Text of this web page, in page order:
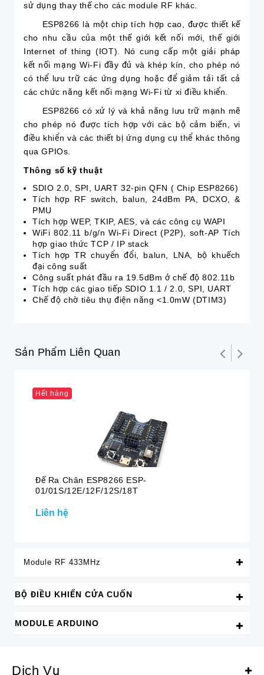
sử dụng thay thế cho các module RF khác.
ESP8266 là một chip tích hợp cao, được thiết kế
cho nhu cầu của một thế giới kết nối mới, thế giới
Internet of thing (IOT). Nó cung cấp một giải pháp
kết nối mạng Wi-Fi đầy đủ và khép kín, cho phép nó
có thể lưu trữ các ứng dụng hoặc để giảm tải tất cả
các chức năng kết nối mạng Wi-Fi từ xi điều khiển.
ESP8266 có xử lý và khả năng lưu trữ mạnh mẽ
cho phép nó được tích hợp với các bộ cảm biến, vi
điều khiển và các thiết bị ứng dụng cụ thể khác thông
qua GPIOs.
Thông số kỹ thuật
SDIO 2.0, SPI, UART 32-pin QFN ( Chip ESP8266)
Tích hợp RF switch, balun, 24dBm PA, DCXO, &
PMU
Tích hợp WEP, TKIP, AES, và các công cụ WAPI
WiFi 802.11 b/g/n Wi-Fi Direct (P2P), soft-AP Tích
hợp giao thức TCP / IP stack
Tích hợp TR chuyển đổi, balun, LNA, bộ khuếch
đại công suất
Công suất phát đầu ra 19.5dBm ở chế độ 802.11b
Tích hợp các giao tiếp SDIO 1.1 / 2.0, SPI, UART
Chế độ chờ tiêu thụ điện năng <1.0mW (DTIM3)
Sản Phẩm Liên Quan
Hết hàng
Đế Ra Chân ESP8266 ESP-
01/01S/12E/12F/12S/18T
Liên hệ
Module RF 433MHz
BỘ ĐIỀU KHIỂN CỬA CUỐN
MODULE ARDUINO
Dịch Vụ